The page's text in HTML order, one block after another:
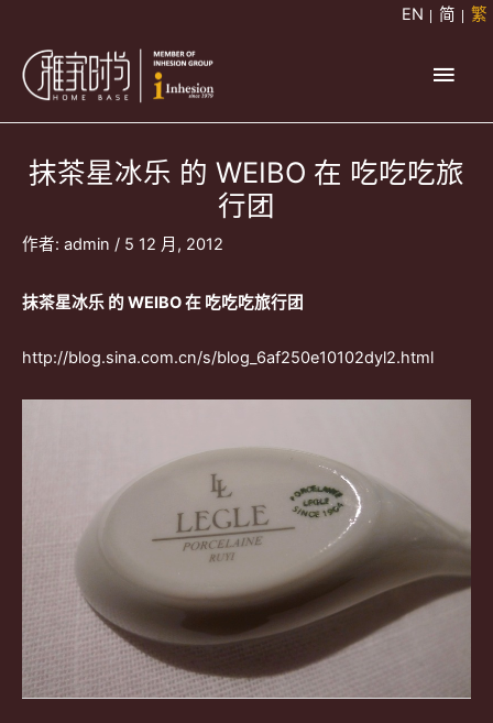
EN 简 繁
主
要
選
抹茶星冰乐 的 WEIBO 在 吃吃吃旅
行团
作者: admin / 5 12 月, 2012
抹茶星冰乐 的 WEIBO 在 吃吃吃旅行团
http://blog.sina.com.cn/s/blog_6af250e10102dyl2.html